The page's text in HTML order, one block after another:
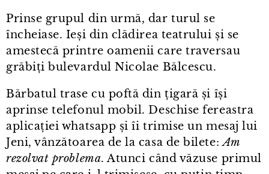
Prinse grupul din urmă, dar turul se
încheiase. Ieși din clădirea teatrului și se
amestecă printre oamenii care traversau
grăbiți bulevardul Nicolae Bălcescu.
Bărbatul trase cu poftă din țigară și își
aprinse telefonul mobil. Deschise fereastra
aplicației whatsapp și îi trimise un mesaj lui
Jeni, vânzătoarea de la casa de bilete:Am
rezolvat problema. Atunci când văzuse primul